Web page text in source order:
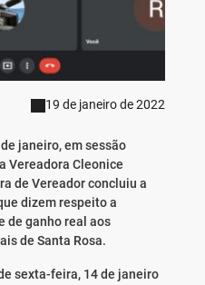
19 de janeiro de 2022
janeiro, em sessão
Vereadora Cleonice
de Vereador concluiu a
dizem respeito a
de ganho real aos
de Santa Rosa.
sexta-feira, 14 de janeiro